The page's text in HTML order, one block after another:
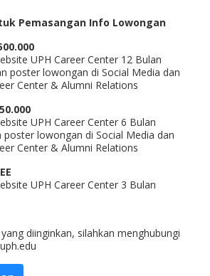
Pemasangan Info Lowongan
UPH Career Center 12 Bulan
lowongan di Social Media dan
Center & Alumni Relations
UPH Career Center 6 Bulan
lowongan di Social Media dan
Center & Alumni Relations
UPH Career Center 3 Bulan
diinginkan, silahkan menghubungi